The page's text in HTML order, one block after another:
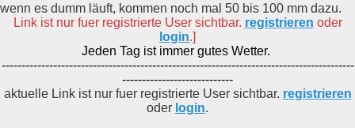
wenn es dumm läuft, kommen noch mal 50 bis 100 mm dazu.
Link ist nur fuer registrierte User sichtbar. registrieren oder
login.]
Jeden Tag ist immer gutes Wetter.
-----------------------------------------------------------------------------------------
----------------------------
aktuelle Link ist nur fuer registrierte User sichtbar. registrieren
oder login.